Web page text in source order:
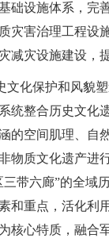
础设施体系，完
灾害治理工程设
减灾设施建设，
文化保护和风貌
统整合历史文化
的空间肌理、自
物质文化遗产进
三带六廊”的全域
和重点，活化利
核心特质，融合